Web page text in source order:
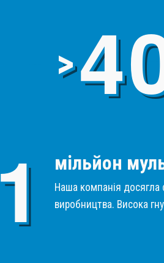
>
мільйон
Наша компанія досягла
виробництва. Висока